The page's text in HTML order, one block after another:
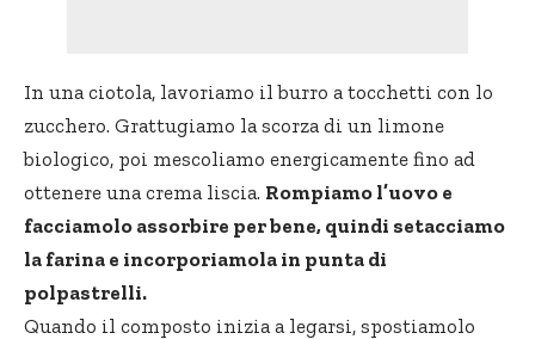
In una ciotola, lavoriamo il burro a tocchetti con lo
zucchero. Grattugiamo la scorza di un limone
biologico, poi mescoliamo energicamente fino ad
ottenere una crema liscia. Rompiamo l’uovo e
facciamolo assorbire per bene, quindi setacciamo
la farina e incorporiamola in punta di
polpastrelli.
Quando il composto inizia a legarsi, spostiamolo